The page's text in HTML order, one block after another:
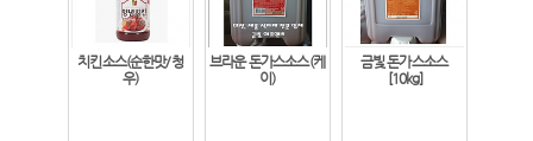
치킨소스(순한맛/청
우)
브라운 돈가스소스(케
이)
금빛 돈가스소스
[10kg]